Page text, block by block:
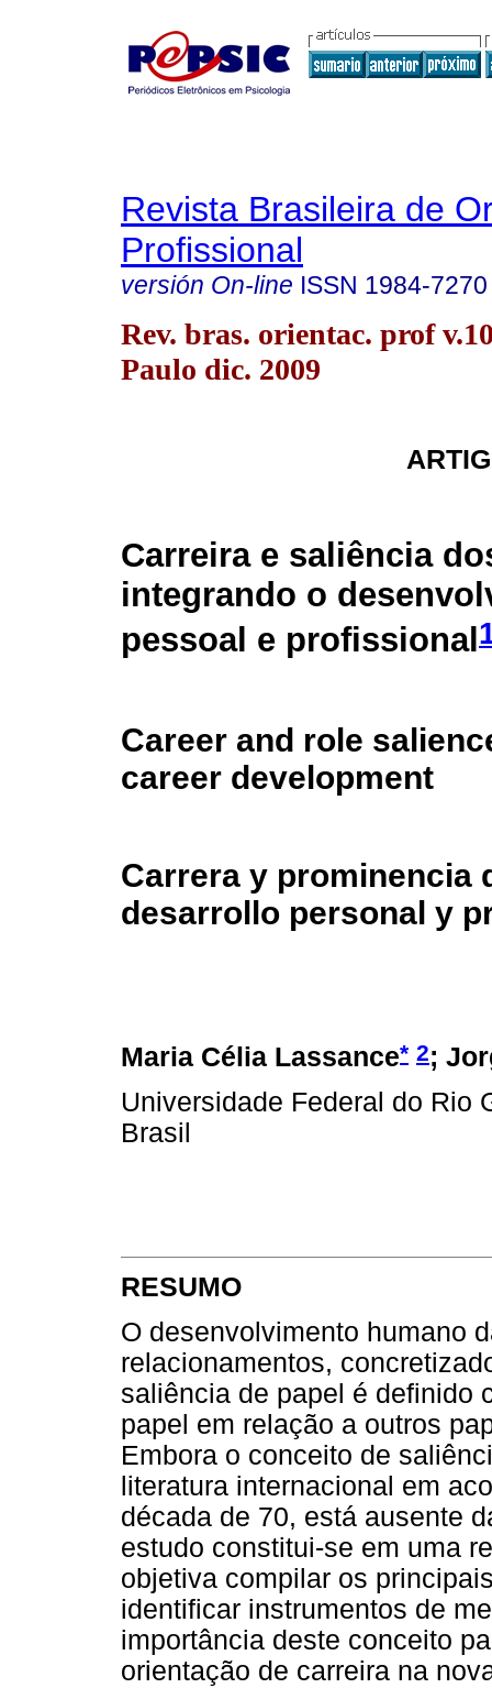
Revista Brasileira de
Profissional
versión On-line ISSN 1984-7270
Rev. bras. orientac. prof
Paulo dic. 2009
Carreira e saliência
integrando o
pessoal e profissional
Career and role
career development
Carrera y prominencia
desarrollo personal y
Maria Célia Lassance* 2;
Universidade Federal do Rio
Brasil
RESUMO
O desenvolvimento humano
relacionamentos,
saliência de papel é definido
papel em relação a outros
Embora o conceito de
literatura internacional em
década de 70, está ausente
estudo constitui-se em uma
objetiva compilar os
identificar instrumentos de
importância deste conceito
orientação de carreira na